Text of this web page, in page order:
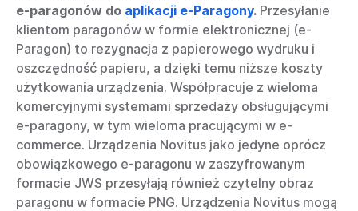
e-paragonów do aplikacji e-Paragony. Przesyłanie
klientom paragonów w formie elektronicznej (e-
Paragon) to rezygnacja z papierowego wydruku i
oszczędność papieru, a dzięki temu niższe koszty
użytkowania urządzenia. Współpracuje z wieloma
komercyjnymi systemami sprzedaży obsługującymi
e-paragony, w tym wieloma pracującymi w e-
commerce. Urządzenia Novitus jako jedyne oprócz
obowiązkowego e-paragonu w zaszyfrowanym
formacie JWS przesyłają również czytelny obraz
paragonu w formacie PNG. Urządzenia Novitus mogą